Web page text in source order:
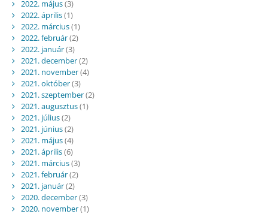
2022. május(3)
2022. április(1)
2022. március(1)
2022. február(2)
2022. január(3)
2021. december(2)
2021. november(4)
2021. október(3)
2021. szeptember(2)
2021. augusztus(1)
2021. július(2)
2021. június(2)
2021. május(4)
2021. április(6)
2021. március(3)
2021. február(2)
2021. január(2)
2020. december(3)
2020. november(1)